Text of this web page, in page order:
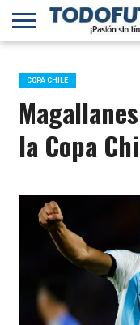
PRIMERA
B
SELECCIÓN
CHILENA
CHILENOS
EN EL
MUNDO
FÚTBOL
INTERNACIONAL
COPA CHILE
la Copa